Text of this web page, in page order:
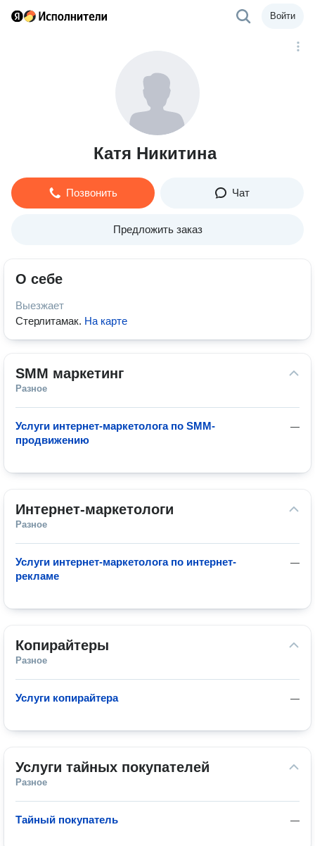
Войти
Катя Никитина
Позвонить Чат
Предложить заказ
О себе
Выезжает
Стерлитамак. На карте
SMM маркетинг
Разное
—
Услуги интернет-маркетолога по SMM-
продвижению
Интернет-маркетологи
Разное
—
Услуги интернет-маркетолога по интернет-
рекламе
Копирайтеры
Разное
—
Услуги копирайтера
Услуги тайных покупателей
Разное
—
Тайный покупатель